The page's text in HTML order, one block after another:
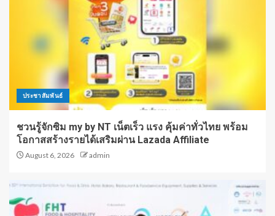
ประชาสัมพันธ์
ชวนรู้จักซิม my by NT เน็ตเร็ว แรง คุ้มค่าทั่วไทย พร้อม
โอกาสสร้างรายได้เสริมผ่าน Lazada Affiliate
August 6, 2026 admin